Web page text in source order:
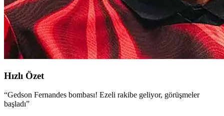
Hızlı Özet
“Gedson Fernandes bombası! Ezeli rakibe geliyor, görüşmeler
başladı”